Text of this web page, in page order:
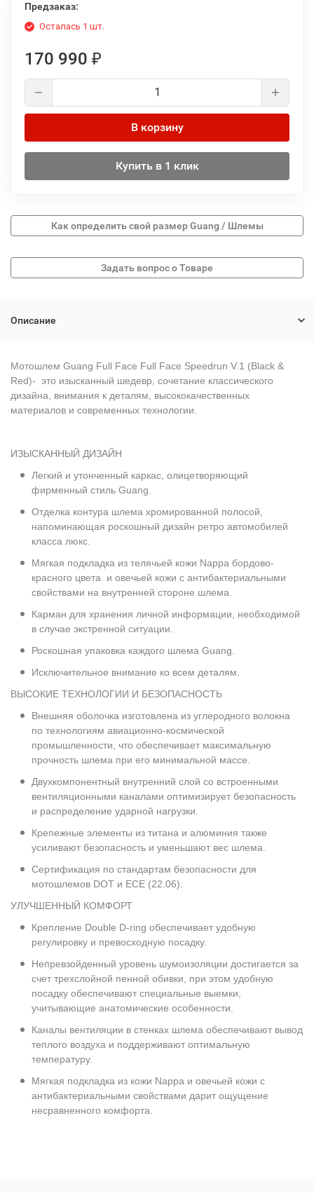
Предзаказ:
Осталась 1 шт.
170 990 ₽
В корзину
Купить в 1 клик
Как определить свой размер Guang / Шлемы
Описание
Мотошлем Guang Full Face Full Face Speedrun V.1 (Black &
Red)- это изысканный шедевр, сочетание классического
дизайна, внимания к деталям, высококачественных
материалов и современных технологии.
ИЗЫСКАННЫЙ ДИЗАЙН
Легкий и утонченный каркас, олицетворяющий
фирменный стиль Guang.
Отделка контура шлема хромированной полосой,
напоминающая роскошный дизайн ретро автомобилей
класса люкс.
Мягкая подкладка из телячьей кожи Nappa бордово-
красного цвета и овечьей кожи с антибактериальными
свойствами на внутренней стороне шлема.
Карман для хранения личной информации, необходимой
в случае экстренной ситуации.
Роскошная упаковка каждого шлема Guang.
Исключительное внимание ко всем деталям.
ВЫСОКИЕ ТЕХНОЛОГИИ И БЕЗОПАСНОСТЬ
Внешняя оболочка изготовлена из углеродного волокна
по технологиям авиационно-космической
промышленности, что обеспечивает максимальную
прочность шлема при его минимальной массе.
Двухкомпонентный внутренний слой со встроенными
вентиляционными каналами оптимизирует безопасность
и распределение ударной нагрузки.
Крепежные элементы из титана и алюминия также
усиливают безопасность и уменьшают вес шлема.
Сертификация по стандартам безопасности для
мотошлемов DOT и ECE (22.06).
УЛУЧШЕННЫЙ КОМФОРТ
Крепление Double D-ring обеспечивает удобную
регулировку и превосходную посадку.
Непревзойденный уровень шумоизоляции достигается за
счет трехслойной пенной обивки, при этом удобную
посадку обеспечивают специальные выемки,
учитывающие анатомические особенности.
Каналы вентиляции в стенках шлема обеспечивают вывод
теплого воздуха и поддерживают оптимальную
температуру.
Мягкая подкладка из кожи Nappa и овечьей кожи с
антибактериальными свойствами дарит ощущение
несравненного комфорта.